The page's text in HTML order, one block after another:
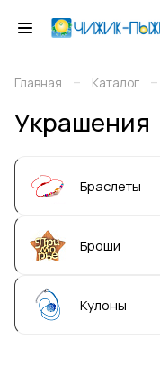
Главная – Каталог –
Украшения
Браслеты
Броши
Кулоны